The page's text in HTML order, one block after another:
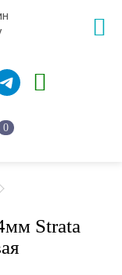
0
Strata